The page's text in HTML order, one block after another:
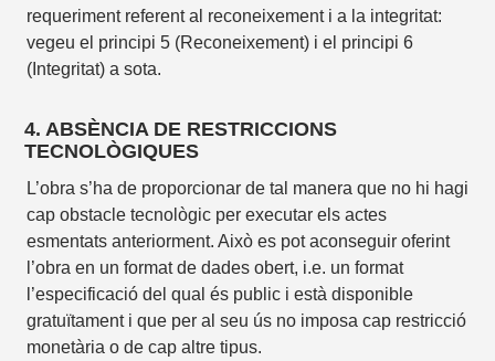
requeriment referent al reconeixement i a la integritat:
vegeu el principi 5 (Reconeixement) i el principi 6
(Integritat) a sota.
4. ABSÈNCIA DE RESTRICCIONS
TECNOLÒGIQUES
L’obra s’ha de proporcionar de tal manera que no hi hagi
cap obstacle tecnològic per executar els actes
esmentats anteriorment. Això es pot aconseguir oferint
l’obra en un format de dades obert, i.e. un format
l’especificació del qual és public i està disponible
gratuïtament i que per al seu ús no imposa cap restricció
monetària o de cap altre tipus.